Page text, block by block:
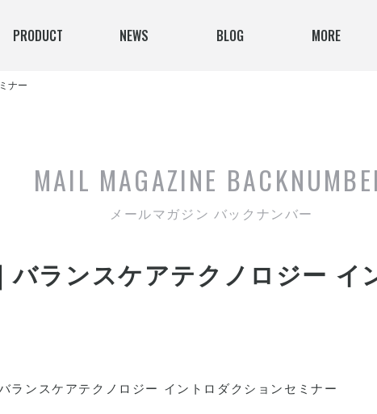
PRODUCT NEWS BLOG MORE
ナー
MAIL MAGAZINE
メールマガジン バックナンバー
バランスケアテクノロジー イ
ランスケアテクノロジー イントロダクションセミナー